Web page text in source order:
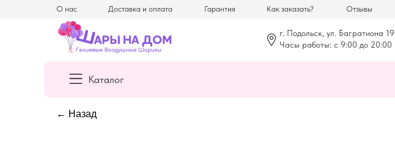
Отзывы
Гарантия Как заказать?
Доставка и оплата
О нас
г. Подольск, ул. Багратиона 19
Часы работы: с 9:00 до 20:00
Каталог
← Назад